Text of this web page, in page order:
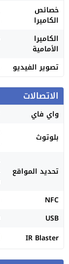
خصائص
الكاميرا
الكاميرا
الأمامية
تصوير الفيديو
الاتصالات
واي فاي
بلوتوث
تحديد المواقع
NFC
USB
IR Blaster